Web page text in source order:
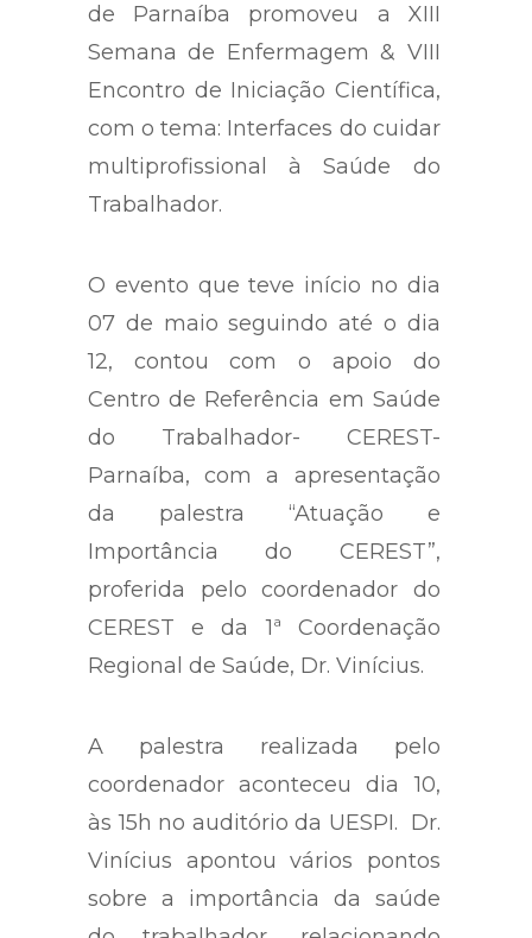
de Parnaíba promoveu a XIII
Semana de Enfermagem & VIII
Encontro de Iniciação Científica,
com o tema: Interfaces do cuidar
multiprofissional à Saúde do
Trabalhador.
O evento que teve início no dia
07 de maio seguindo até o dia
12, contou com o apoio do
Centro de Referência em Saúde
do Trabalhador- CEREST-
Parnaíba, com a apresentação
da palestra “Atuação e
Importância do CEREST”,
proferida pelo coordenador do
CEREST e da 1ª Coordenação
Regional de Saúde, Dr. Vinícius.
A palestra realizada pelo
coordenador aconteceu dia 10,
às 15h no auditório da UESPI. Dr.
Vinícius apontou vários pontos
sobre a importância da saúde